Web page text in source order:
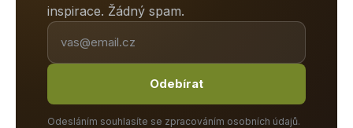
inspirace. Žádný spam.
Odebírat
Odesláním souhlasíte se zpracováním osobních údajů.